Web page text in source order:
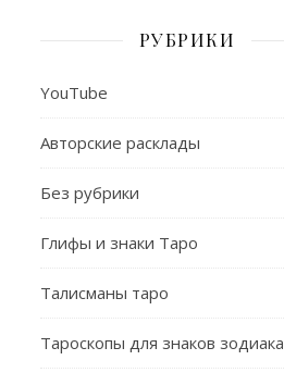
РУБРИКИ
YouTube
Авторские расклады
Без рубрики
Глифы и знаки Таро
Талисманы таро
Тароскопы для знаков зодиака